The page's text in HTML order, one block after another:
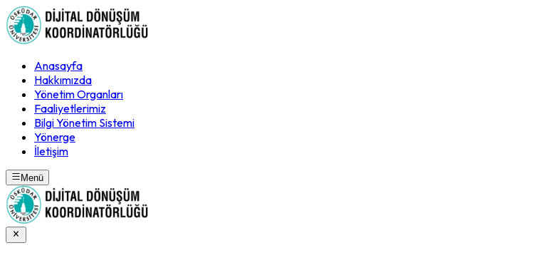
Anasayfa
Hakkımızda
Yönetim Organları
Faaliyetlerimiz
Bilgi Yönetim Sistemi
Yönerge
İletişim
Menü